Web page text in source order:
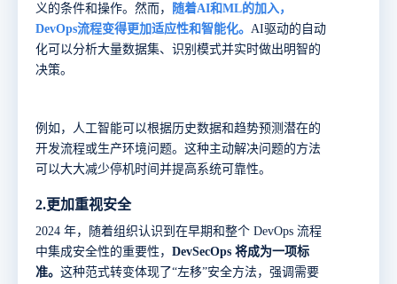
义的条件和操作。然而，
随着AI和ML的加入，
DevOps流程变得更加适应性和智能化。 AI驱动的自动
化可以分析大量数据集、识别模式并实时做出明智的
决策。
例如，人工智能可以根据历史数据和趋势预测潜在的
开发流程或生产环境问题。这种主动解决问题的方法
可以大大减少停机时间并提高系统可靠性。
2.更加重视安全
2024 年，随着组织认识到在早期和整个 DevOps 流程
中集成安全性的重要性， DevSecOps 将成为一项标
准。 这种范式转变体现了“左移”安全方法，强调需要